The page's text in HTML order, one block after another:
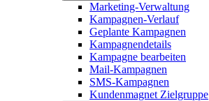
Marketing-Verwaltung
Kampagnen-Verlauf
Geplante Kampagnen
Kampagnendetails
Kampagne bearbeiten
Mail-Kampagnen
SMS-Kampagnen
Kundenmagnet Zielgruppe